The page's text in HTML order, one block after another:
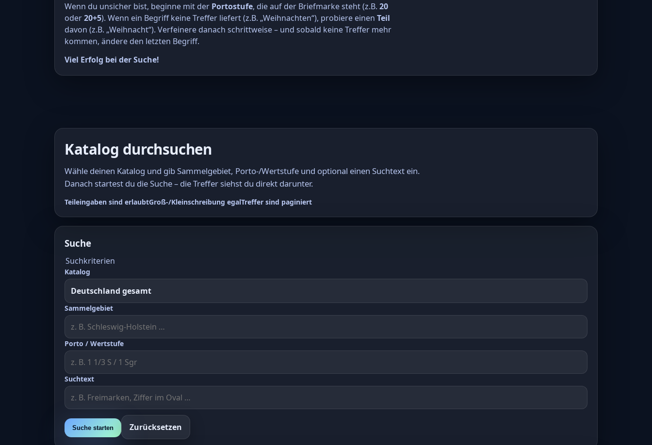
Wenn du unsicher bist, beginne mit der Portostufe, die auf der Briefmarke steht (z.B. 20
oder20+5). Wenn ein Begriff keine Treffer liefert (z.B. „Weihnachten“), probiere einen Teil
davon (z.B. „Weihnacht“). Verfeinere danach schrittweise – und sobald keine Treffer mehr
kommen, ändere den letzten Begriff.
Viel Erfolg bei der Suche!
Katalog durchsuchen
Wähle deinen Katalog und gib Sammelgebiet, Porto-/Wertstufe und optional einen Suchtext ein.
Danach startest du die Suche – die Treffer siehst du direkt darunter.
Teileingaben sind erlaubtGroß-/Kleinschreibung egalTreffer sind paginiert
Suche
Suchkriterien
Katalog
Sammelgebiet
Porto / Wertstufe
Suchtext
Suche starten Zurücksetzen